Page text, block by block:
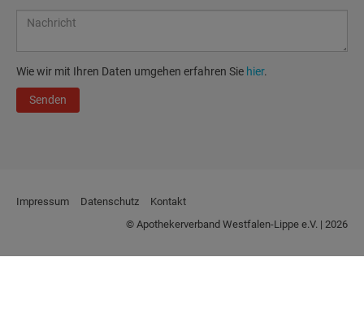
Wie wir mit Ihren Daten umgehen erfahren Sie hier.
Senden
Impressum Datenschutz
Kontakt
© Apothekerverband Westfalen-Lippe e.V. | 2026